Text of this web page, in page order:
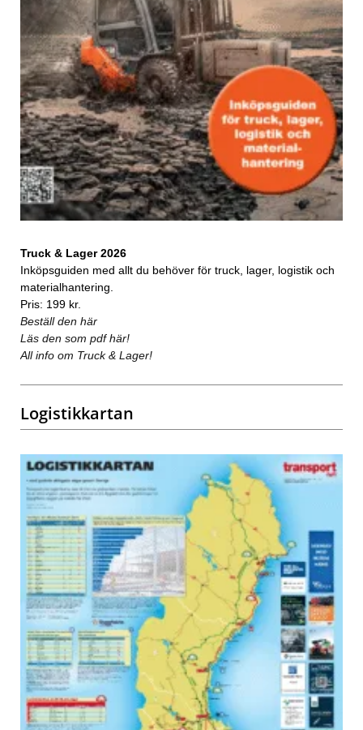
Truck & Lager 2026
Inköpsguiden med allt du behöver för truck, lager, logistik och
materialhantering.
Pris: 199 kr.
Beställ den här
Läs den som pdf här!
All info om Truck & Lager!
Logistikkartan